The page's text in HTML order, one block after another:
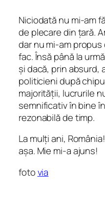
Niciodată nu mi-am
de plecare din țară.
dar nu mi-am
fac. Însă până la
și dacă, prin absurd,
politicieni după
majorității, lucrurile
semnificativ în bine
rezonabilă de timp.
La mulți ani,
așa. Mie mi-a ajuns!
fotovia